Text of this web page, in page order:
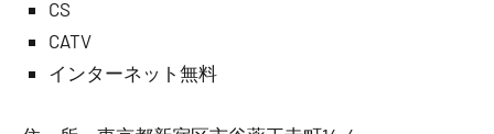
CS
CATV
インターネット無料